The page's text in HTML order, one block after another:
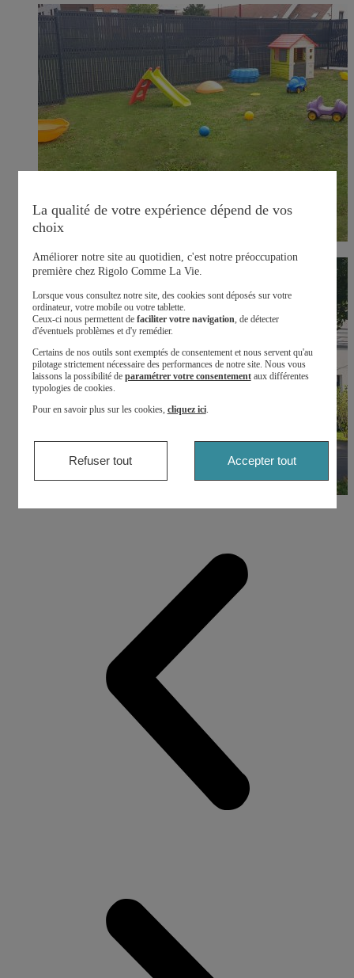
La qualité de votre expérience dépend de vos
choix
Améliorer notre site au quotidien, c'est notre préoccupation
première chez Rigolo Comme La Vie.
Lorsque vous consultez notre site, des cookies sont déposés sur votre
ordinateur, votre mobile ou votre tablette.
Ceux-ci nous permettent de faciliter votre navigation , de détecter
d'éventuels problèmes et d'y remédier.
Certains de nos outils sont exemptés de consentement et nous servent qu'au
pilotage strictement nécessaire des performances de notre site. Nous vous
laissons la possibilité de paramétrer votre consentementaux différentes
typologies de cookies.
Pour en savoir plus sur les cookies, cliquez ici.
Refuser tout Accepter tout